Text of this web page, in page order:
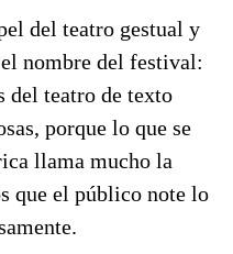
del teatro gestual y
nombre del festival:
del teatro de texto
porque lo que se
llama mucho la
que el público note lo